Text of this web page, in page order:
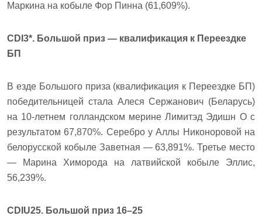
Маркина на кобыле Фор Пинна (61,609%).
CDI3*. Большой приз — квалификация к Переездке
БП
В езде Большого приза (квалификация к Переездке БП)
победительницей стала Алеся Сержанович (Беларусь)
на 10-летнем голландском мерине Лимитэд Эдишн О с
результатом 67,870%. Серебро у Аллы Никоноровой на
белорусской кобыле Заветная — 63,891%. Третье место
— Марина Химорода на латвийской кобыле Эллис,
56,239%.
CDIU25. Большой приз 16–25